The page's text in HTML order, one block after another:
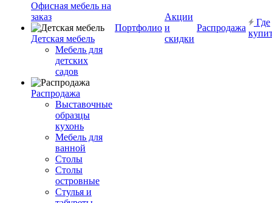
Офисная мебель на
заказ
Детская мебель
Мебель для
детских
садов
Распродажа
Выставочные
образцы
кухонь
Мебель для
ванной
Столы
Столы
островные
Стулья и
Портфолио
Акции
и
скидки
Распродажа
Где